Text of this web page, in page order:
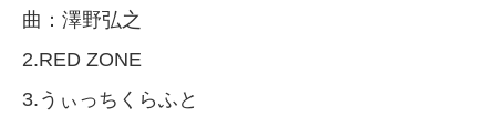
曲：澤野弘之
2.RED ZONE
3.うぃっちくらふと